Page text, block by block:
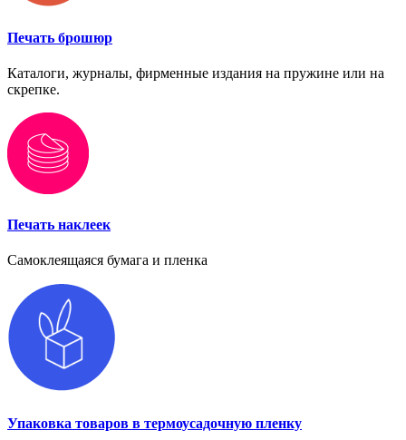
Печать брошюр
Каталоги, журналы, фирменные издания на пружине или на
скрепке.
Печать наклеек
Самоклеящаяся бумага и пленка
Упаковка товаров в термоусадочную пленку